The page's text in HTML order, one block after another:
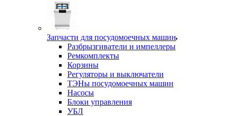
Запчасти для посудомоечных машин
Разбрызгиватели и импеллеры
Ремкомплекты
Корзины
Регуляторы и выключатели
ТЭНы посудомоечных машин
Насосы
Блоки управления
УБЛ